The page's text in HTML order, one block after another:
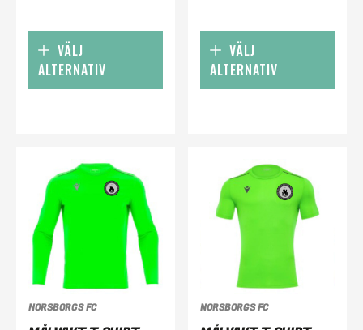
VÄLJ
ALTERNATIV
VÄLJ
ALTERNATIV
NORSBORGS FC NORSBORGS FC